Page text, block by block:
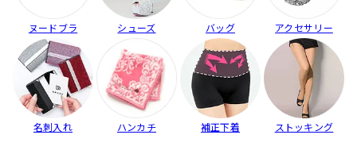
ヌードブラ シューズ バッグ アクセサリー
名刺入れ ハンカチ 補正下着 ストッキング